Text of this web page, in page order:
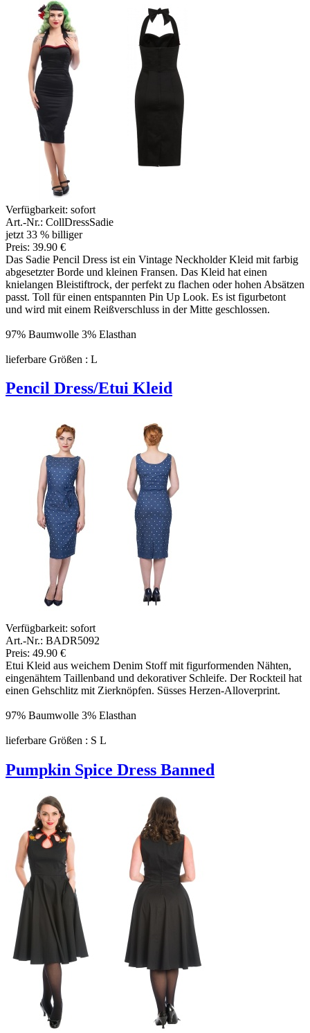
Verfügbarkeit: sofort
Art.-Nr.: CollDressSadie
jetzt 33 % billiger
Preis: 39.90 €
Das Sadie Pencil Dress ist ein Vintage Neckholder Kleid mit farbig
abgesetzter Borde und kleinen Fransen. Das Kleid hat einen
knielangen Bleistiftrock, der perfekt zu flachen oder hohen Absätzen
passt. Toll für einen entspannten Pin Up Look. Es ist figurbetont
und wird mit einem Reißverschluss in der Mitte geschlossen.
97% Baumwolle 3% Elasthan
lieferbare Größen : L
Pencil Dress/Etui Kleid
Verfügbarkeit: sofort
Art.-Nr.: BADR5092
Preis: 49.90 €
Etui Kleid aus weichem Denim Stoff mit figurformenden Nähten,
eingenähtem Taillenband und dekorativer Schleife. Der Rockteil hat
einen Gehschlitz mit Zierknöpfen. Süsses Herzen-Alloverprint.
97% Baumwolle 3% Elasthan
lieferbare Größen : S L
Pumpkin Spice Dress Banned